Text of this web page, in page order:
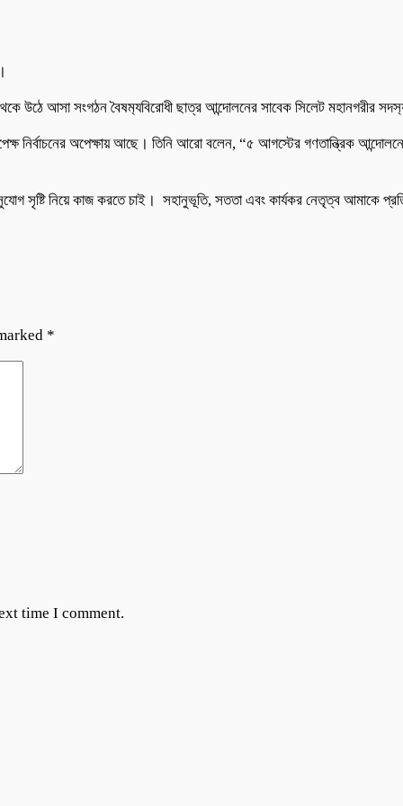
উঠে আসা সংগঠন বৈষ‍‍ম‍্যবিরোধী ছাত্র আন্দোলনের সাবেক সিলেট মহানগরীর
নির্বাচনের অপেক্ষায় আছে। তিনি আরো বলেন, “৫ আগস্টের গণতান্ত্রিক
সৃষ্টি নিয়ে কাজ করতে চাই। সহানুভূতি, সততা এবং কার্যকর নেতৃত্ব আমাকে
*
time I comment.